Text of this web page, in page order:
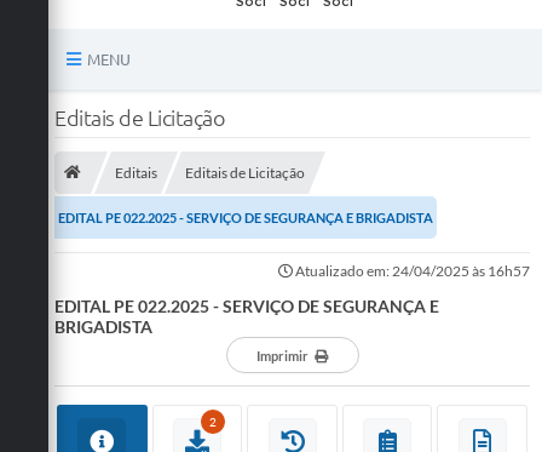
MENU
Principal
A Nossa Cidade
Editais de Licitação
Editais Editais de Licitação
EDITAL PE 022.2025 - SERVIÇO DE SEGURANÇA E BRIGADISTA
Atualizado em: 24/04/2025 às 16h57
EDITAL PE 022.2025 - SERVIÇO DE SEGURANÇA E
BRIGADISTA
Imprimir
2